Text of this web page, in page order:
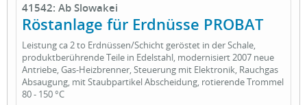
41542: Ab Slowakei
Röstanlage für Erdnüsse PROBAT
Leistung ca 2 to Erdnüssen/Schicht geröstet in der Schale,
produktberührende Teile in Edelstahl, modernisiert 2007 neue
Antriebe, Gas-Heizbrenner, Steuerung mit Elektronik, Rauchgas
Absaugung, mit Staubpartikel Abscheidung, rotierende Trommel
80 - 150 °C